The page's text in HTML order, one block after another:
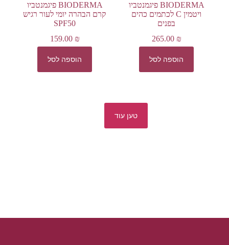
BIODERMA פיגמנטביו
ויטמין C לכתמים כהים
בפנים
265.00 ₪
הוספה לסל
BIODERMA פיגמנטביו
קרם הבהרה יומי לעור רגיש
SPF50
159.00 ₪
הוספה לסל
טען עוד